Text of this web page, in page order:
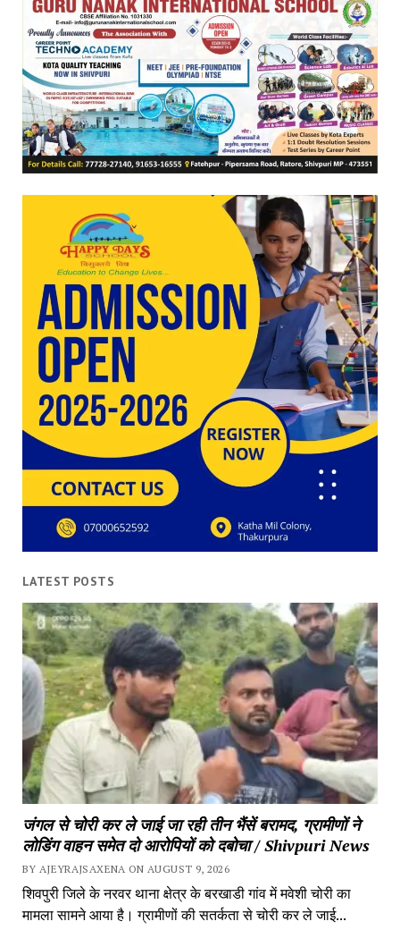
LATEST POSTS
जंगल से चोरी कर ले जाई जा रही तीन भैंसें बरामद, ग्रामीणों ने
लोडिंग वाहन समेत दो आरोपियों को दबोचा / Shivpuri News
BY AJEYRAJSAXENA ON AUGUST 9, 2026
शिवपुरी जिले के नरवर थाना क्षेत्र के बरखाडी गांव में मवेशी चोरी का
मामला सामने आया है। ग्रामीणों की सतर्कता से चोरी कर ले जाई...